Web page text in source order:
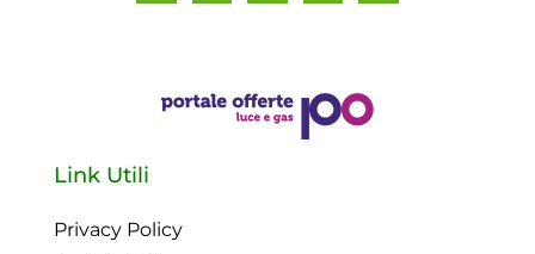
Link Utili
Privacy Policy